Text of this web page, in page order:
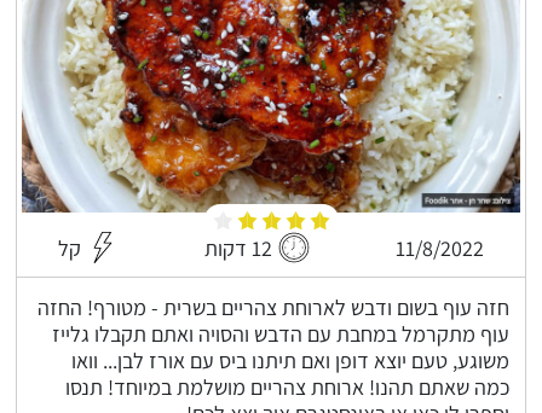
11/8/2022 12 דקות קל
חזה עוף בשום ודבש לארוחת צהריים בשרית - מטורף! החזה
עוף מתקרמל במחבת עם הדבש והסויה ואתם תקבלו גלייז
משוגע, טעם יוצא דופן ואם תיתנו ביס עם אורז לבן... וואו
כמה שאתם תהנו! ארוחת צהריים מושלמת במיוחד! תנסו